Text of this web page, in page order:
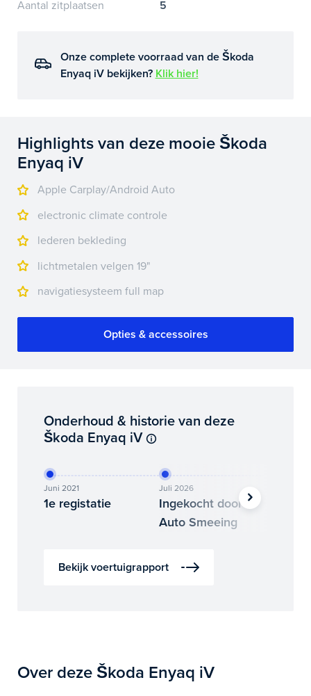
Aantal zitplaatsen
5
Onze complete voorraad van de Škoda
Enyaq iV bekijken? Klik hier!
Highlights van deze mooie Škoda
Enyaq iV
Apple Carplay/Android Auto
electronic climate controle
lederen bekleding
lichtmetalen velgen 19"
navigatiesysteem full map
Opties & accessoires
Onderhoud & historie van deze
Škoda Enyaq iV
Juni 2021
1e registatie
Juli 2026
Ingekocht door
Auto Smeeing
Bekijk voertuigrapport
Over deze Škoda Enyaq iV